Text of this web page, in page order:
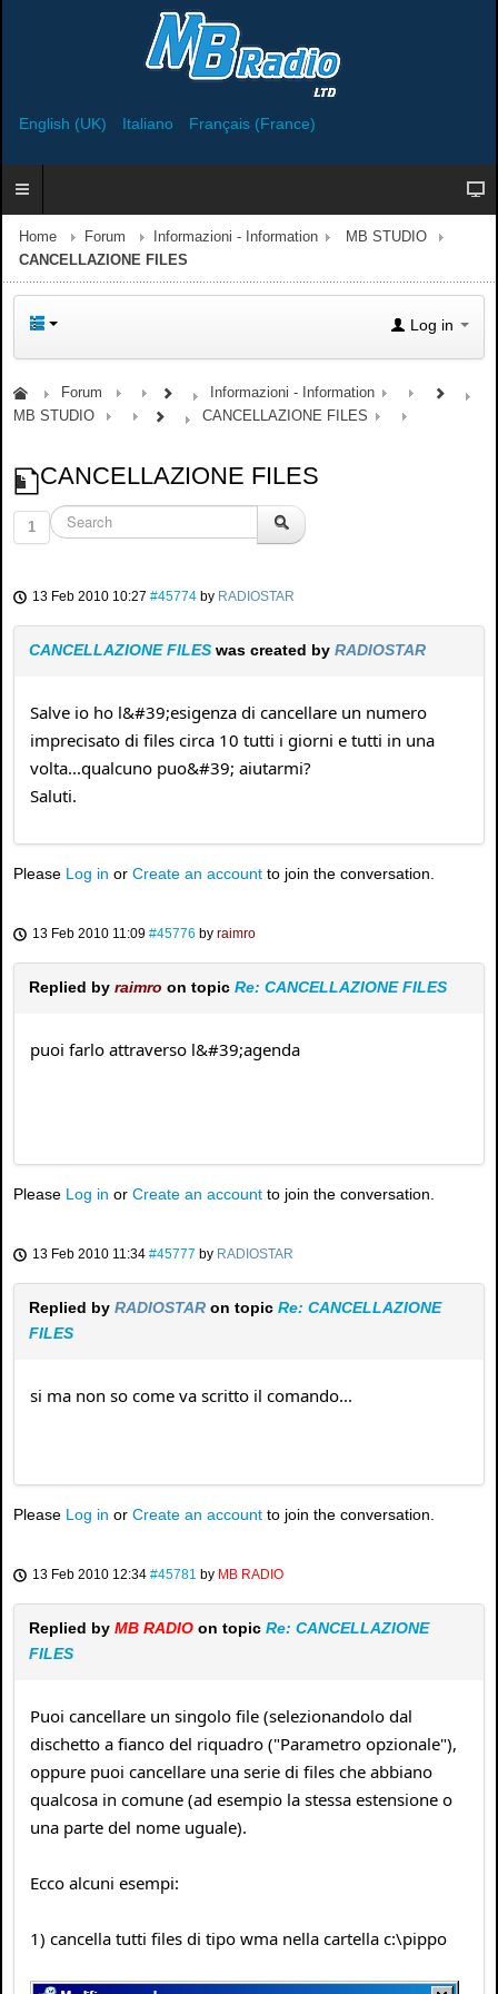
English (UK) Italiano Français (France)
Home Forum Informazioni - Information
MB STUDIO
CANCELLAZIONE FILES
Log in
Forum
Informazioni - Information
MB STUDIO
CANCELLAZIONE FILES
CANCELLAZIONE FILES
1
13 Feb 2010 10:27 #45774 by RADIOSTAR
CANCELLAZIONE FILES was created by RADIOSTAR
Salve io ho l&#39;esigenza di cancellare un numero
imprecisato di files circa 10 tutti i giorni e tutti in una
volta...qualcuno puo&#39; aiutarmi?
Saluti.
Please Log in or Create an account to join the conversation.
13 Feb 2010 11:09 #45776 by raimro
Replied by raimro on topic Re: CANCELLAZIONE FILES
puoi farlo attraverso l&#39;agenda
Please Log in or Create an account to join the conversation.
13 Feb 2010 11:34 #45777 by RADIOSTAR
Replied by RADIOSTAR on topic Re: CANCELLAZIONE
FILES
si ma non so come va scritto il comando...
Please Log in or Create an account to join the conversation.
13 Feb 2010 12:34 #45781 by MB RADIO
Replied by MB RADIO on topic Re: CANCELLAZIONE
FILES
Puoi cancellare un singolo file (selezionandolo dal
dischetto a fianco del riquadro ("Parametro opzionale"),
oppure puoi cancellare una serie di files che abbiano
qualcosa in comune (ad esempio la stessa estensione o
una parte del nome uguale).
Ecco alcuni esempi:
1) cancella tutti files di tipo wma nella cartella c:\pippo